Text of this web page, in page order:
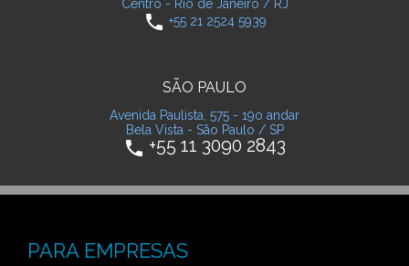
Centro - Rio de Janeiro / RJ
phone +55 21 2524 5939
SÃO PAULO
Avenida Paulista, 575 - 19o andar
Bela Vista - São Paulo / SP
phone +55 11 3090 2843
PARA EMPRESAS